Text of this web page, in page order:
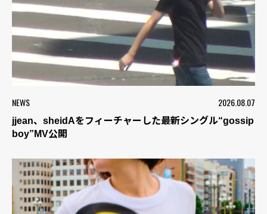
NEWS 2026.08.07
jjean、sheidAをフィーチャーした最新シングル“gossip
boy”MV公開